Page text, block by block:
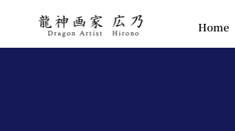
Home